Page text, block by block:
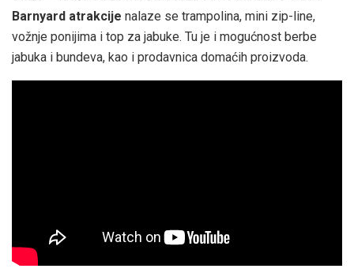
Barnyard atrakcije nalaze se trampolina, mini zip-line,
vožnje ponijima i top za jabuke. Tu je i mogućnost berbe
jabuka i bundeva, kao i prodavnica domaćih proizvoda.